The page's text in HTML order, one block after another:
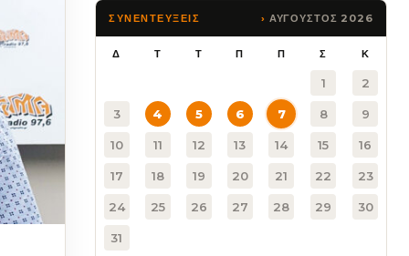
ΣΥΝΕΝΤΕΥΞΕΙΣ ΑΥΓΟΥΣΤΟΣ 2026
Δ Τ Τ Π Π Σ Κ
1 2
3 4 5 6 7 8 9
10 11 12 13 14 15 16
17 18 19 20 21 22 23
24 25 26 27 28 29 30
31